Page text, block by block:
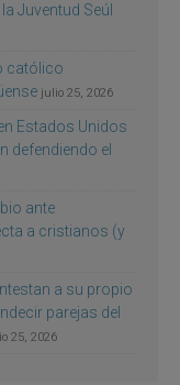
Juventud Seúl
católico
julio 25, 2026
Estados Unidos
defendiendo el
ante
a cristianos (y
a su propio
parejas del
25, 2026